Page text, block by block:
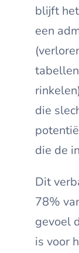
blijft
een
die
die de
Dit
78%
gevoel
is voor